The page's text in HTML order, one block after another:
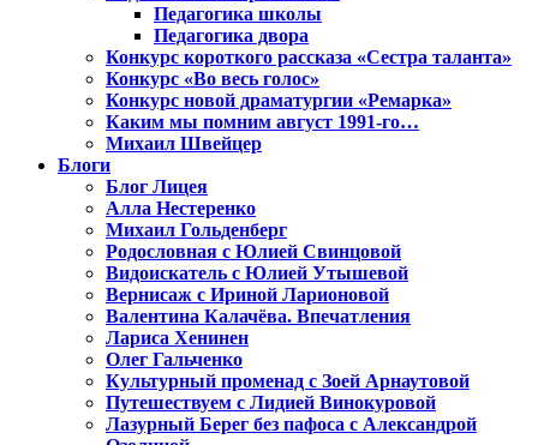
Педагогика школы
Педагогика двора
Конкурс короткого рассказа «Сестра таланта»
Конкурс «Во весь голос»
Конкурс новой драматургии «Ремарка»
Каким мы помним август 1991-го…
Михаил Швейцер
Блоги
Блог Лицея
Алла Нестеренко
Михаил Гольденберг
Родословная с Юлией Свинцовой
Видоискатель с Юлией Утышевой
Вернисаж с Ириной Ларионовой
Валентина Калачёва. Впечатления
Лариса Хенинен
Олег Гальченко
Культурный променад с Зоей Арнаутовой
Путешествуем с Лидией Винокуровой
Лазурный Берег без пафоса с Александрой